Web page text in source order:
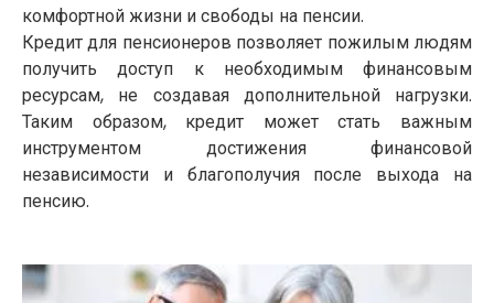
комфортной жизни и свободы на пенсии.
Кредит для пенсионеров позволяет пожилым людям
получить доступ к необходимым финансовым
ресурсам, не создавая дополнительной нагрузки.
Таким образом, кредит может стать важным
инструментом достижения финансовой
независимости и благополучия после выхода на
пенсию.